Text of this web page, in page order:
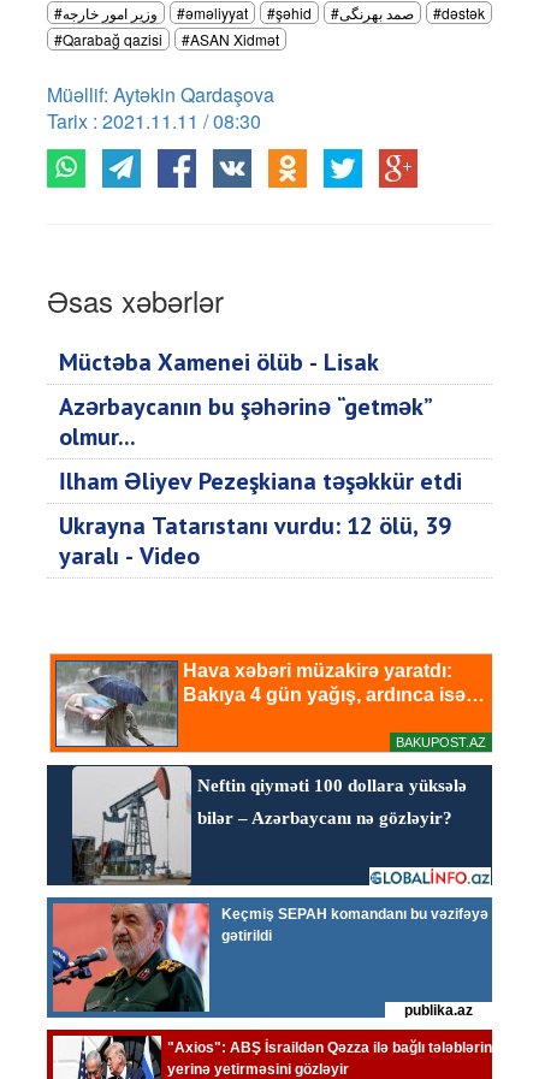
#وزیر امور خارجه #əməliyyat #şəhid
#dəstək
#Qarabağ qazisi
#ASAN Xidmət
Müəllif: Aytəkin Qardaşova
Tarix : 2021.11.11 / 08:30
Əsas xəbərlər
Müctəba Xamenei ölüb - Lisak
Azərbaycanın bu şəhərinə “getmək”
olmur...
İlham Əliyev Pezeşkiana təşəkkür etdi
Ukrayna Tatarıstanı vurdu: 12 ölü, 39
yaralı - Video